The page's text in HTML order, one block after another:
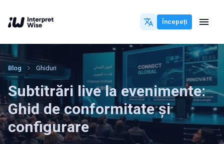
Începeți
Blog Ghiduri
Subtitrări live la evenimente:
Ghid de conformitate și
configurare